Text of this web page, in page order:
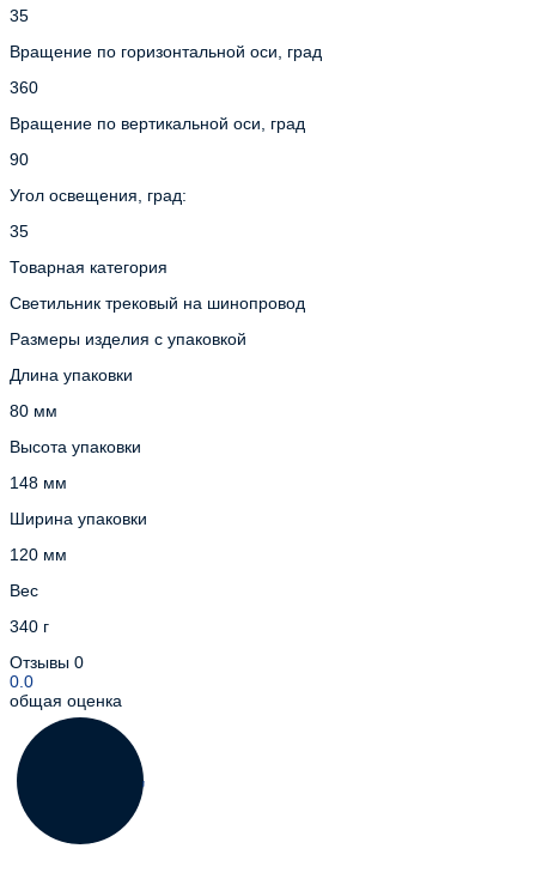
35
Вращение по горизонтальной оси, град
360
Вращение по вертикальной оси, град
90
Угол освещения, град:
35
Товарная категория
Светильник трековый на шинопровод
Размеры изделия с упаковкой
Длина упаковки
80 мм
Высота упаковки
148 мм
Ширина упаковки
120 мм
Вес
340 г
Отзывы 0
0.0
общая оценка